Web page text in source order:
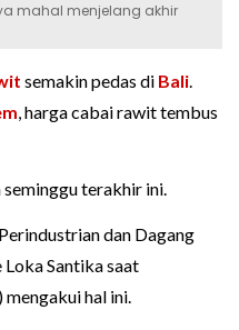
mahal menjelang akhir
semakin pedas di Bali.
, harga cabai rawit tembus
terakhir ini.
dan Dagang
Santika saat
hal ini.